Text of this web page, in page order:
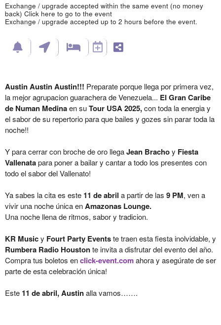
Exchange / upgrade accepted within the same event (no money
back) Click here to go to the event
Exchange / upgrade accepted up to 2 hours before the event.
Austin Austin Austin!!! Preparate porque llega por primera vez,
la mejor agrupacion guarachera de Venezuela... El Gran Caribe
de Numan Medinaen suTour USA 2025,con toda la energia y
el sabor de su repertorio para que bailes y gozes sin parar toda la
noche!!
Y para cerrar con broche de oro llegaJean Brachoy Fiesta
Vallenatapara poner a bailar y cantar a todo los presentes con
todo el sabor del Vallenato!
Ya sabes la cita es este 11 de abril a partir de las 9 PM, ven a
vivir una noche única enAmazonas Lounge.
Una noche llena de ritmos, sabor y tradicion.
KR Musicy Fourt Party Eventste traen esta fiesta inolvidable, y
Rumbera Radio Houstonte invita a disfrutar del evento del año.
Compra tus boletos enclick-event.comahora y asegúrate de ser
parte de esta celebración única!
Este 11 de abril, Austinalla vamos…….